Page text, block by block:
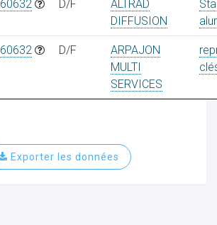
60632 D/F
ALTRAD
DIFFUSION
60632 D/F
ARPAJON
MULTI
SERVICES
Exporter les données